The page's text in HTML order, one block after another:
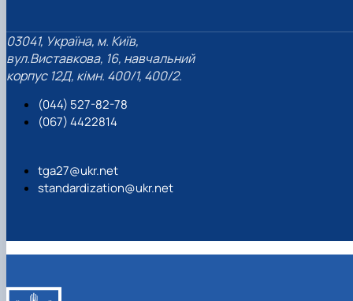
03041, Україна, м. Київ,
вул.Виставкова, 16, навчальний
корпус 12Д, кімн. 400/1, 400/2.
(044) 527-82-78
(067) 4422814
tga27@ukr.net
standardization@ukr.net